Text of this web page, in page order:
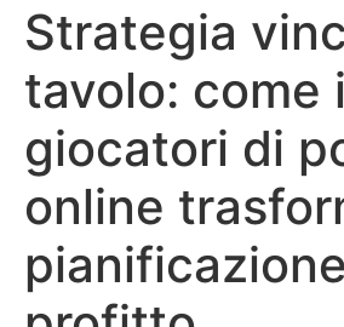
Strategia
tavolo: come i
giocatori di
online